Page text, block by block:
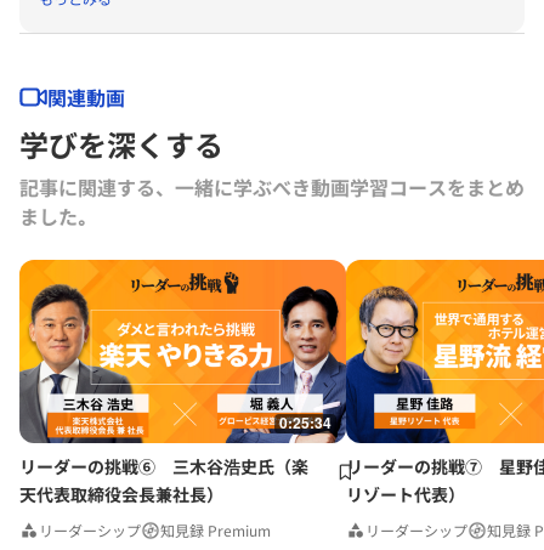
関連動画
学びを深くする
記事に関連する、一緒に学ぶべき動画学習コースをまとめ
ました｡
0:25:34
リーダーの挑戦⑥ 三木谷浩史氏（楽
天代表取締役会長兼社長）
リーダーシップ 知見録 Premium
リーダーの挑戦⑦ 星野
リゾート代表）
リーダーシップ 知見録